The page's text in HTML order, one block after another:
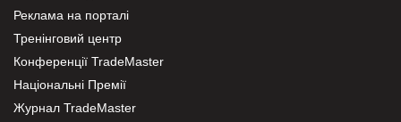
Реклама на порталі
Тренінговий центр
Конференції TradeMaster
Національні Премії
Журнал TradeMaster